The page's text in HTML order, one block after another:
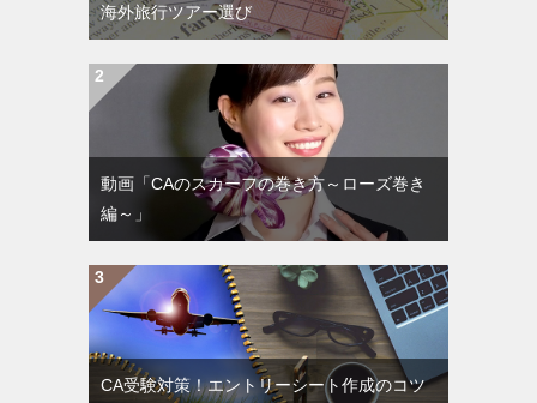
海外旅行ツアー選び
動画「CAのスカーフの巻き方～ローズ巻き
編～」
CA受験対策！エントリーシート作成のコツ